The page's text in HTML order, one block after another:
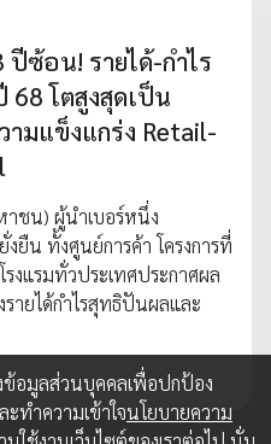
ซ้อน! รายได้-กำไร
โตสูงสุดเป็น
มแข็งแกร่ง Retail-
ชน) ผู้นำเบอร์หนึ่ง
ยืน ทั้งศูนย์การค้า โครงการที่
งแรมทั่วประเทศประกาศผล
ายได้กำไรสุทธิปันผลและ
ข้อมูลส่วนบุคคลเพื่อปกป้อง
ทำความเข้าใจนโยบายความ